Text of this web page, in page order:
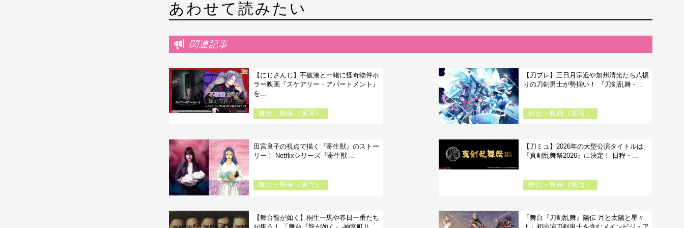
あわせて読みたい
関連記事
【にじさんじ】不破湊と一緒に怪奇物件ホ
ラー映画『スケアリー・アパートメント』
を...
舞台・映画（実写）
【刀ブレ】三日月宗近や加州清光たち八振
りの刀剣男士が勢揃い！ 『刀剣乱舞 - ...
舞台・映画（実写）
田宮良子の視点で描く『寄生獣』のストー
リー！ Netflixシリーズ『寄生獣 ...
舞台・映画（実写）
【刀ミュ】2026年の大型公演タイトルは
『真剣乱舞祭2026』に決定！ 日程・...
舞台・映画（実写）
【舞台龍が如く】桐生一馬や春日一番たち
「舞台『刀剣乱舞』陽伝 月と太陽と星々